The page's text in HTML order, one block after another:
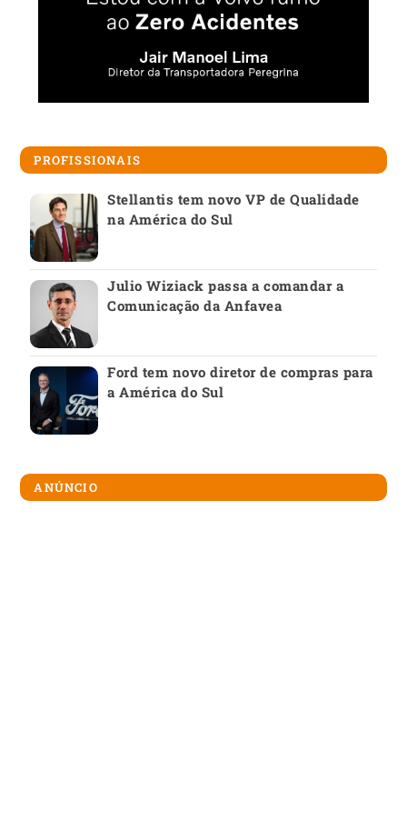
PROFISSIONAIS
Stellantis tem novo VP de Qualidade
na América do Sul
Julio Wiziack passa a comandar a
Comunicação da Anfavea
Ford tem novo diretor de compras para
a América do Sul
ANÚNCIO